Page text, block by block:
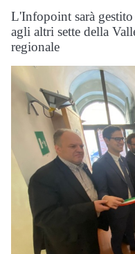
L'Infopoint sarà
agli altri sette della
regionale